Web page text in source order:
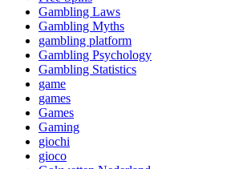
Gambling Laws
Gambling Myths
gambling platform
Gambling Psychology
Gambling Statistics
game
games
Games
Gaming
giochi
gioco